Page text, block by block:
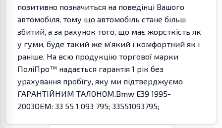
позитивно позначиться на поведінці Вашого
автомобіля, тому що автомобіль стане більш
збитий, а за рахунок того, що має жорсткість як
у гуми, буде такий же м'який і комфортний як і
раніше. На всю продукцію торгової марки
ПоліПро™ надається гарантія 1 рік без
урахування пробігу, яку ми підтверджуємо
ГАРАНТІЙНИМ ТАЛОНОМ.Bmw E39 1995-
2003OEM: 33 55 1 093 795; 33551093795;